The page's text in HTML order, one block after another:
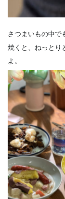
さつまいもの中で
焼くと、ねっとり
よ。